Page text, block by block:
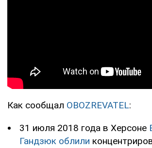
Как сообщал OBOZREVATEL:
31 июля 2018 года в Херсоне
Гандзюк облили